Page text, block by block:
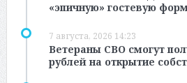
«эпичную» гостевую
7 августа, 2026 14:23
Ветераны СВО смогут
рублей на открытие